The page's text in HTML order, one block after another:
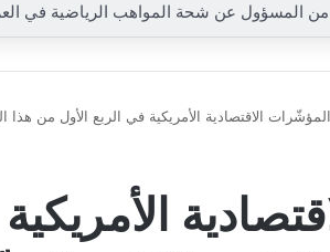
المسؤول عن شحة المواهب الرياضية في
المؤشّرات الاقتصادية الأمريكية في الربع الأول من هذا